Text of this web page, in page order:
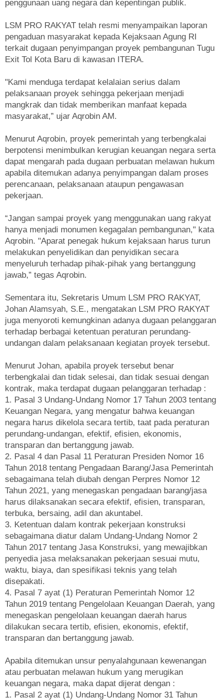
penggunaan uang negara dan kepentingan publik.
LSM PRO RAKYAT telah resmi menyampaikan laporan
pengaduan masyarakat kepada Kejaksaan Agung RI
terkait dugaan penyimpangan proyek pembangunan Tugu
Exit Tol Kota Baru di kawasan ITERA.
"Kami menduga terdapat kelalaian serius dalam
pelaksanaan proyek sehingga pekerjaan menjadi
mangkrak dan tidak memberikan manfaat kepada
masyarakat,” ujar Aqrobin AM.
Menurut Aqrobin, proyek pemerintah yang terbengkalai
berpotensi menimbulkan kerugian keuangan negara serta
dapat mengarah pada dugaan perbuatan melawan hukum
apabila ditemukan adanya penyimpangan dalam proses
perencanaan, pelaksanaan ataupun pengawasan
pekerjaan.
“Jangan sampai proyek yang menggunakan uang rakyat
hanya menjadi monumen kegagalan pembangunan," kata
Aqrobin. "Aparat penegak hukum kejaksaan harus turun
melakukan penyelidikan dan penyidikan secara
menyeluruh terhadap pihak-pihak yang bertanggung
jawab,” tegas Aqrobin.
Sementara itu, Sekretaris Umum LSM PRO RAKYAT,
Johan Alamsyah, S.E., mengatakan LSM PRO RAKYAT
juga menyoroti kemungkinan adanya dugaan pelanggaran
terhadap berbagai ketentuan peraturan perundang-
undangan dalam pelaksanaan kegiatan proyek tersebut.
Menurut Johan, apabila proyek tersebut benar
terbengkalai dan tidak selesai, dan tidak sesuai dengan
kontrak, maka terdapat dugaan pelanggaran terhadap :
1. Pasal 3 Undang-Undang Nomor 17 Tahun 2003 tentang
Keuangan Negara, yang mengatur bahwa keuangan
negara harus dikelola secara tertib, taat pada peraturan
perundang-undangan, efektif, efisien, ekonomis,
transparan dan bertanggung jawab.
2. Pasal 4 dan Pasal 11 Peraturan Presiden Nomor 16
Tahun 2018 tentang Pengadaan Barang/Jasa Pemerintah
sebagaimana telah diubah dengan Perpres Nomor 12
Tahun 2021, yang menegaskan pengadaan barang/jasa
harus dilaksanakan secara efektif, efisien, transparan,
terbuka, bersaing, adil dan akuntabel.
3. Ketentuan dalam kontrak pekerjaan konstruksi
sebagaimana diatur dalam Undang-Undang Nomor 2
Tahun 2017 tentang Jasa Konstruksi, yang mewajibkan
penyedia jasa melaksanakan pekerjaan sesuai mutu,
waktu, biaya, dan spesifikasi teknis yang telah
disepakati.
4. Pasal 7 ayat (1) Peraturan Pemerintah Nomor 12
Tahun 2019 tentang Pengelolaan Keuangan Daerah, yang
menegaskan pengelolaan keuangan daerah harus
dilakukan secara tertib, efisien, ekonomis, efektif,
transparan dan bertanggung jawab.
Apabila ditemukan unsur penyalahgunaan kewenangan
atau perbuatan melawan hukum yang merugikan
keuangan negara, maka dapat dijerat dengan :
1. Pasal 2 ayat (1) Undang-Undang Nomor 31 Tahun